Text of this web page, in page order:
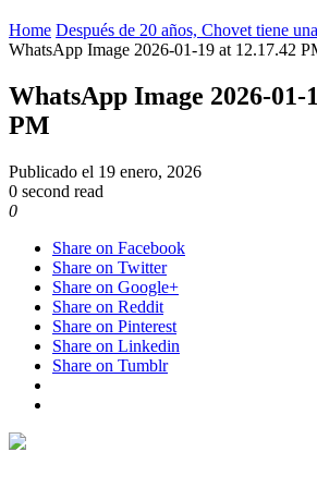
Home Después de 20 años, Chovet tiene
WhatsApp Image 2026-01-19 at 12.17.42
WhatsApp Image 2026-01-
PM
Publicado el 19 enero, 2026
0 second read
0
Share on Facebook
Share on Twitter
Share on Google+
Share on Reddit
Share on Pinterest
Share on Linkedin
Share on Tumblr